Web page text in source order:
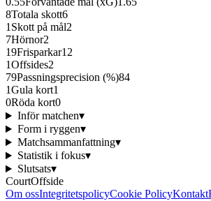
8Totala skott6
1 Skott på mål2
7Hörnor2
19Frisparkar12
1Offsides2
79Passningsprecision (%)84
1Gula kort1
0Röda kort0
Inför matchen▾
Form i ryggen▾
Matchsammanfattning▾
Statistik i fokus▾
Slutsats▾
CourtOffside
Om ossIntegritetspolicyCookie PolicyKontakt